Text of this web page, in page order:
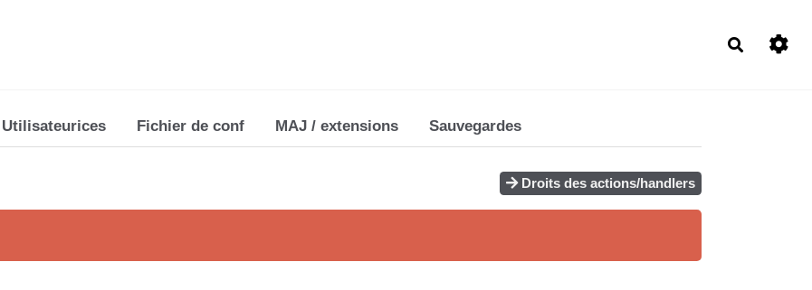
Utilisateurices Fichier de conf MAJ / extensions Sauvegardes
Droits des actions/handlers